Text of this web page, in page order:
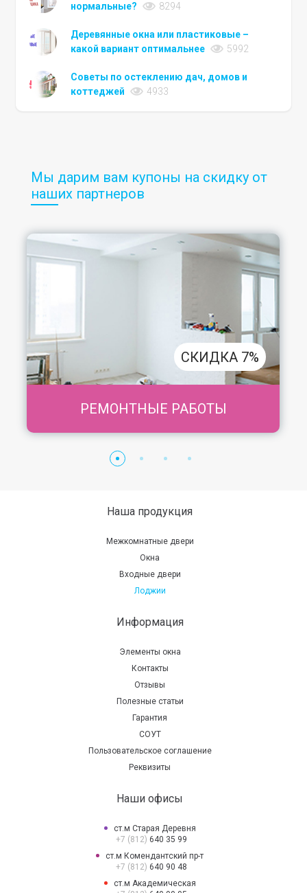
нормальные?
8294
Деревянные окна или пластиковые –
какой вариант оптимальнее
5992
Советы по остеклению дач, домов и
коттеджей
4933
Мы дарим вам купоны на скидку от
наших партнеров
РЕМОНТНЫЕ РАБОТЫ
СКИДКА 7%
Наша продукция
Межкомнатные двери
Окна
Входные двери
Лоджии
Информация
Элементы окна
Контакты
Отзывы
Полезные статьи
Гарантия
СОУТ
Пользовательское соглашение
Реквизиты
Наши офисы
ст.м Старая Деревня
+7 (812) 640 35 99
ст.м Комендантский пр-т
+7 (812) 640 90 48
ст.м Академическая